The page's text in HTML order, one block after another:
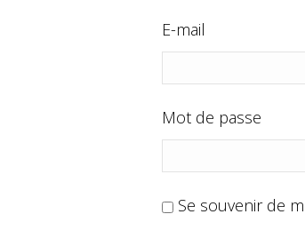
E-mail
Mot de passe
Se souvenir de